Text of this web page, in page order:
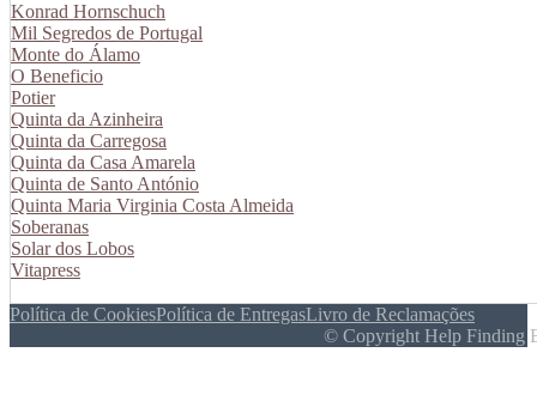
Konrad Hornschuch
Mil Segredos de Portugal
Monte do Álamo
O Beneficio
Potier
Quinta da Azinheira
Quinta da Carregosa
Quinta da Casa Amarela
Quinta de Santo António
Quinta Maria Virginia Costa Almeida
Soberanas
Solar dos Lobos
Vitapress
Política de CookiesPolítica de EntregasLivro de Reclamações
© Copyright Help Finding